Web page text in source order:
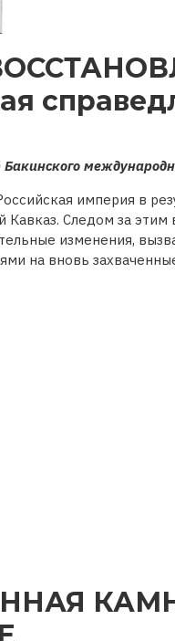
империя в
Следом за
изменения,
на вновь